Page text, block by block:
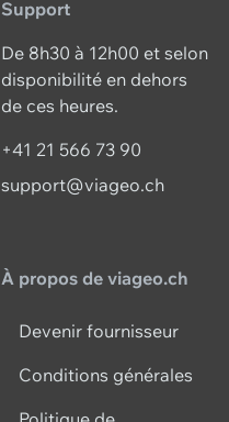
Support
De 8h30 à 12h00 et selon
disponibilité en dehors
de ces heures.
+41 21 566 73 90
support@viageo.ch
À propos de viageo.ch
Devenir fournisseur
Conditions générales